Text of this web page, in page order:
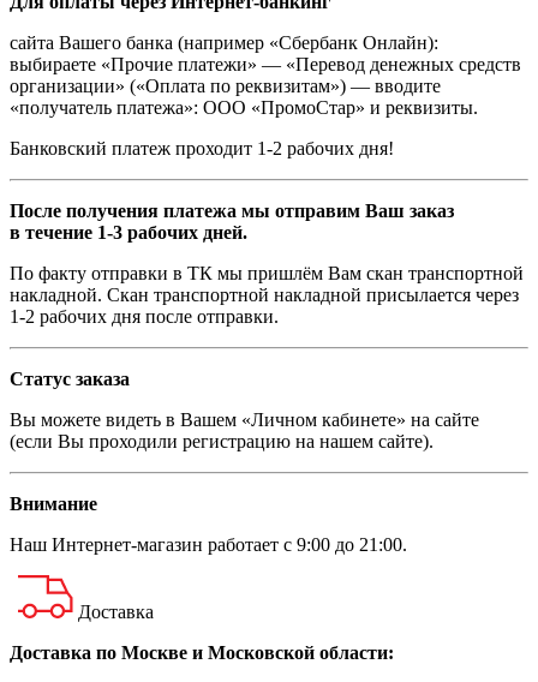
сайта Вашего банка (например «Сбербанк Онлайн):
выбираете «Прочие платежи» — «Перевод денежных средств
организации» («Оплата по реквизитам») — вводите
«получатель платежа»: ООО «ПромоСтар» и реквизиты.
Банковский платеж проходит 1-2 рабочих дня!
После получения платежа мы отправим Ваш заказ
в течение 1-3 рабочих дней.
По факту отправки в ТК мы пришлём Вам скан транспортной
накладной. Скан транспортной накладной присылается через
1-2 рабочих дня после отправки.
Статус заказа
Вы можете видеть в Вашем «Личном кабинете» на сайте
(если Вы проходили регистрацию на нашем сайте).
Внимание
Наш Интернет-магазин работает с 9:00 до 21:00.
Доставка
Доставка по Москве и Московской области: